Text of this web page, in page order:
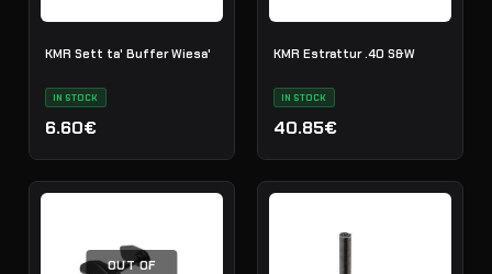
KMR Sett ta' Buffer Wiesa'
IN STOCK
6.60€
KMR Estrattur .40 S&W
IN STOCK
40.85€
OUT OF